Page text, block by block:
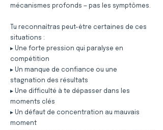
mécanismes profonds — pas les symptômes.
Tu reconnaîtras peut-être certaines de ces
situations :
▸ Une forte pression qui paralyse en
compétition
▸ Un manque de confiance ou une
stagnation des résultats
▸ Une difficulté à te dépasser dans les
moments clés
▸ Un défaut de concentration au mauvais
moment